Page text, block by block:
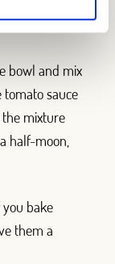
in the
bowl and mix
sauce
the mixture
half-moon,
bake
them a